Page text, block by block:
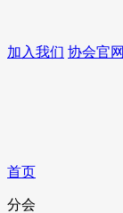
加入我们 协会官网
首页
分会